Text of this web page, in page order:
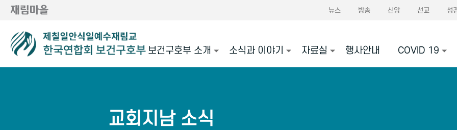
뉴스 방송 신앙 선교 성
보건구호부 소개 소식과 이야기 자료실 행사안내 COVID 19
교회지남 소식